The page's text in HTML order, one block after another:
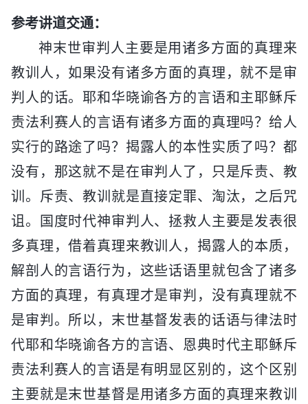
参考讲道交通：
神末世审判人主要是用诸多方面的真理来
教训人，如果没有诸多方面的真理，就不是审
判人的话。耶和华晓谕各方的言语和主耶稣斥
责法利赛人的言语有诸多方面的真理吗？给人
实行的路途了吗？揭露人的本性实质了吗？都
没有，那这就不是在审判人了，只是斥责、教
训。斥责、教训就是直接定罪、淘汰，之后咒
诅。国度时代神审判人、拯救人主要是发表很
多真理，借着真理来教训人，揭露人的本质，
解剖人的言语行为，这些话语里就包含了诸多
方面的真理，有真理才是审判，没有真理就不
是审判。所以，末世基督发表的话语与律法时
代耶和华晓谕各方的言语、恩典时代主耶稣斥
责法利赛人的言语是有明显区别的，这个区别
主要就是末世基督是用诸多方面的真理来教训